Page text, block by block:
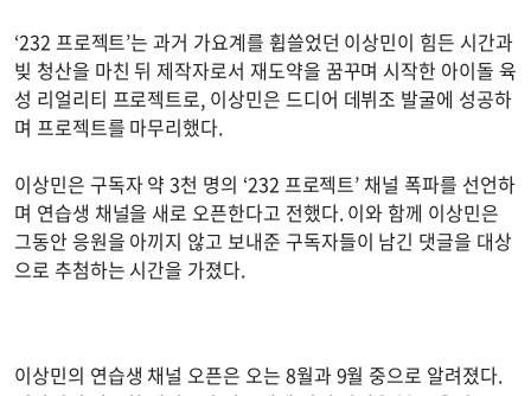
‘232 프로젝트’는 과거 가요계를 휩쓸었던 이상민이 힘든 시간과
빚 청산을 마친 뒤 제작자로서 재도약을 꿈꾸며 시작한 아이돌 육
성 리얼리티 프로젝트로, 이상민은 드디어 데뷔조 발굴에 성공하
며 프로젝트를 마무리했다.
이상민은 구독자 약 3천 명의 ‘232 프로젝트’ 채널 폭파를 선언하
며 연습생 채널을 새로 오픈한다고 전했다. 이와 함께 이상민은
그동안 응원을 아끼지 않고 보내준 구독자들이 남긴 댓글을 대상
으로 추첨하는 시간을 가졌다.
이상민의 연습생 채널 오픈은 오는 8월과 9월 중으로 알려졌다.